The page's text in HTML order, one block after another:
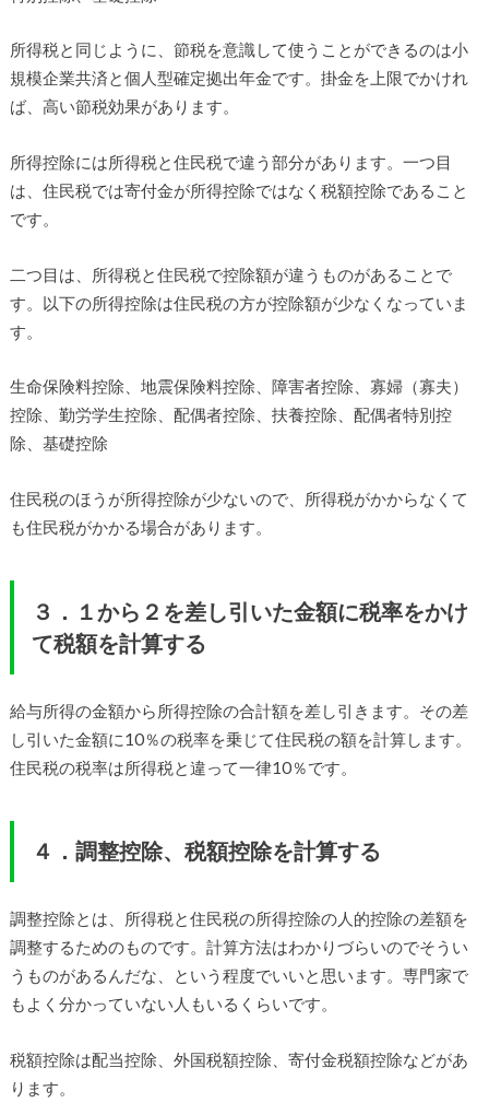
所得税と同じように、節税を意識して使うことができるのは小
規模企業共済と個人型確定拠出年金です。掛金を上限でかけれ
ば、高い節税効果があります。
所得控除には所得税と住民税で違う部分があります。一つ目
は、住民税では寄付金が所得控除ではなく税額控除であること
です。
二つ目は、所得税と住民税で控除額が違うものがあることで
す。以下の所得控除は住民税の方が控除額が少なくなっていま
す。
生命保険料控除、地震保険料控除、障害者控除、寡婦（寡夫）
控除、勤労学生控除、配偶者控除、扶養控除、配偶者特別控
除、基礎控除
住民税のほうが所得控除が少ないので、所得税がかからなくて
も住民税がかかる場合があります。
３．１から２を差し引いた金額に税率をかけ
て税額を計算する
給与所得の金額から所得控除の合計額を差し引きます。その差
し引いた金額に10％の税率を乗じて住民税の額を計算します。
住民税の税率は所得税と違って一律10％です。
４．調整控除、税額控除を計算する
調整控除とは、所得税と住民税の所得控除の人的控除の差額を
調整するためのものです。計算方法はわかりづらいのでそうい
うものがあるんだな、という程度でいいと思います。専門家で
もよく分かっていない人もいるくらいです。
税額控除は配当控除、外国税額控除、寄付金税額控除などがあ
ります。